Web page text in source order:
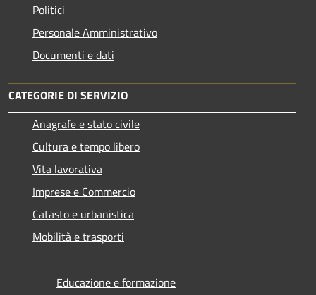
Politici
Personale Amministrativo
Documenti e dati
CATEGORIE DI SERVIZIO
Anagrafe e stato civile
Cultura e tempo libero
Vita lavorativa
Imprese e Commercio
Catasto e urbanistica
Mobilità e trasporti
Educazione e formazione